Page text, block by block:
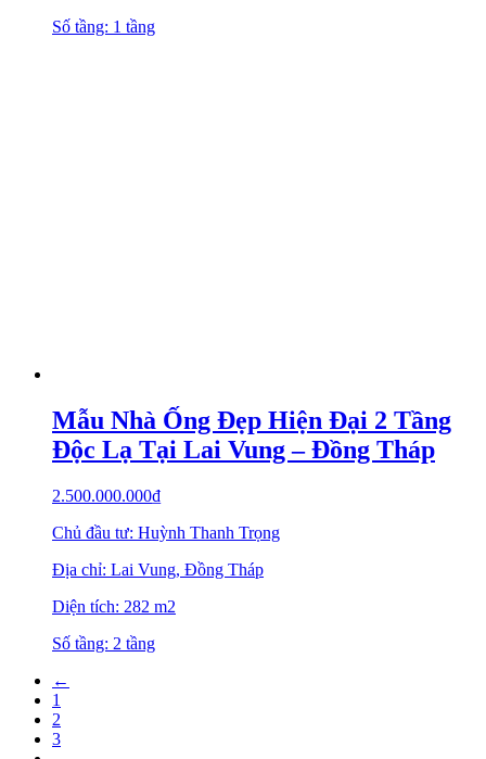
Số tầng: 1 tầng
Mẫu Nhà Ống Đẹp Hiện Đại 2 Tầng
Độc Lạ Tại Lai Vung – Đồng Tháp
2.500.000.000₫
Chủ đầu tư: Huỳnh Thanh Trọng
Địa chỉ: Lai Vung, Đồng Tháp
Diện tích: 282 m2
Số tầng: 2 tầng
←
1
2
3